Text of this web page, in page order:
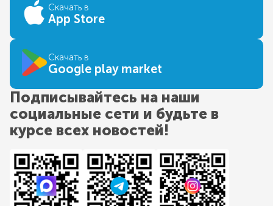
Скачать в
App Store
Скачать в
Google play market
Подписывайтесь на наши
социальные сети и будьте в
курсе всех новостей!